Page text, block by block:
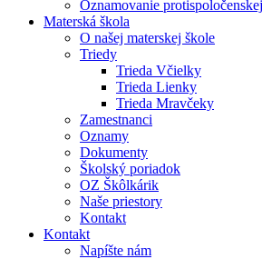
Oznamovanie
Materská škola
O našej materskej škole
Triedy
Trieda Včielky
Trieda Lienky
Trieda Mravčeky
Zamestnanci
Oznamy
Dokumenty
Školský poriadok
OZ Škôlkárik
Naše priestory
Kontakt
Kontakt
Napíšte nám